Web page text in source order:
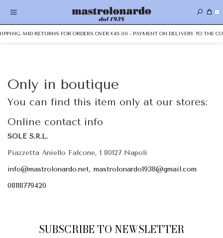
0
AND RETURNS FOR ORDERS OVER €49.00 - PAYMENT ON DELIVERY TO THE
Only in boutique
You can find this item only at our stores:
Online contact info
SOLE S.R.L.
Piazzetta Aniello Falcone, 1 80127 Napoli
info@mastrolonardo.net, mastrolonardo1938@gmail.com
08118779420
SUBSCRIBE TO NEWSLETTER